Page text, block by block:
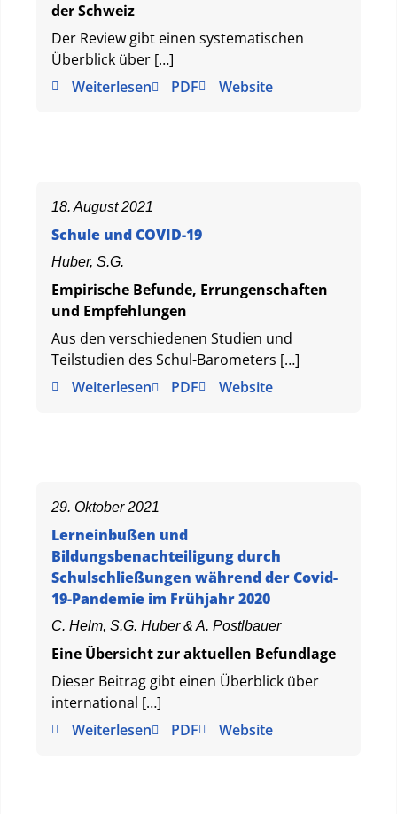
der Schweiz
Der Review gibt einen systematischen
Überblick über […]
Weiterlesen
PDF Website
18. August 2021
Schule und COVID-19
Huber, S.G.
Empirische Befunde, Errungenschaften
und Empfehlungen
Aus den verschiedenen Studien und
Teilstudien des Schul-Barometers […]
Weiterlesen
PDF Website
29. Oktober 2021
Lerneinbußen und
Bildungsbenachteiligung durch
Schulschließungen während der Covid-
19-Pandemie im Frühjahr 2020
C. Helm, S.G. Huber & A. Postlbauer
Eine Übersicht zur aktuellen Befundlage
Dieser Beitrag gibt einen Überblick über
international […]
Weiterlesen
PDF Website